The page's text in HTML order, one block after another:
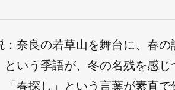
：奈良の若草山を舞台に、春
という季語が、冬の名残を感
「春探し」という言葉が素直